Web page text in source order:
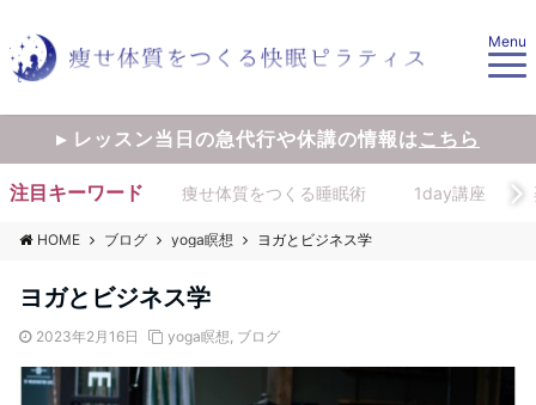
Menu
▸ レッスン当日の急代行や休講の情報はこちら
注目キーワード 痩せ体質をつくる睡眠術 1day講座
HOME ブログ yoga瞑想 ヨガとビジネス学
ヨガとビジネス学
2023年2月16日 yoga瞑想, ブログ